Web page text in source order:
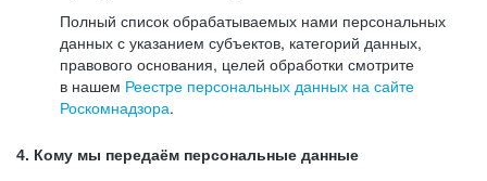
Полный список обрабатываемых нами персональных
данных с указанием субъектов, категорий данных,
правового основания, целей обработки смотрите
в нашем Реестре персональных данных на сайте
Роскомнадзора.
4. Кому мы передаём персональные данные